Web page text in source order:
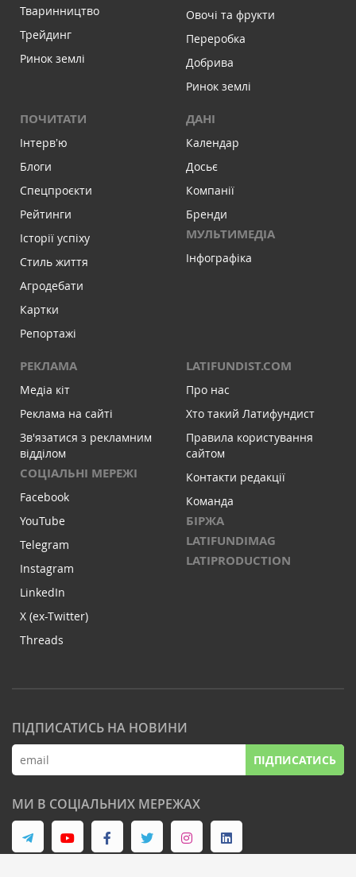
Тваринництво
Трейдинг
Ринок землі
Овочі та фрукти
Переробка
Добрива
Ринок землі
ПОЧИТАТИ
Інтервʼю
Блоги
Спецпроєкти
Рейтинги
Історії успіху
Стиль життя
Агродебати
Картки
Репортажі
ДАНІ
Календар
Досьє
Компанії
Бренди
МУЛЬТИМЕДІА
Інфографіка
РЕКЛАМА
Медіа кіт
Реклама на сайті
Зв'язатися з рекламним
відділом
СОЦІАЛЬНІ МЕРЕЖІ
Facebook
YouTube
Telegram
Instagram
LinkedIn
X (ex-Twitter)
Threads
LATIFUNDIST.COM
Про нас
Хто такий Латифундист
Правила користування
сайтом
Контакти редакції
Команда
БІРЖА
LATIFUNDIMAG
LATIPRODUCTION
ПІДПИСАТИСЬ НА НОВИНИ
ПІДПИСАТИСЬ
МИ В СОЦІАЛЬНИХ МЕРЕЖАХ